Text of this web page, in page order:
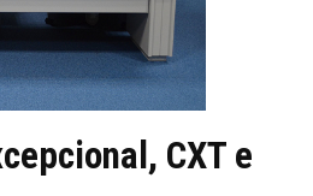
CXT e